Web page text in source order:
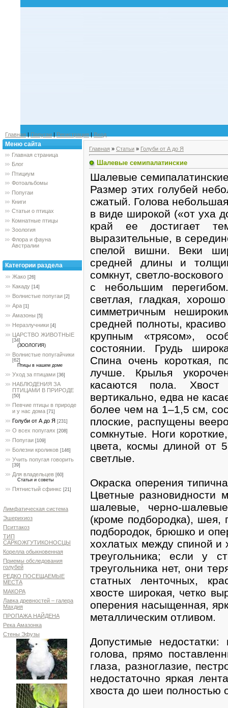
Главная | Попугаи | Регистрация | Вход
Меню сайта
Главная страница
Блог
Птициум
Фотоальбомы
Попугаи
Книги
Статьи о птицах
Комнатные птицы
Зоология
Флора и фауна
Австралии
Категории раздела
Жако [26]
Какаду [14]
Волнистые попугаи [2]
Ара [1]
Амазоны [5]
Неразлучники [4]
ЦАРСТВО ЖИВОТНЫЕ
[34]
(ЗООЛОГИЯ)
Волнистые попугайчики
[62]
Птицы в нашем доме
Уход за птицами [36]
НАБЛЮДЕНИЯ ЗА
ПТИЦАМИ В ПРИРОДЕ
[50]
Певчие птицы в природе
и у нас дома [71]
Голуби от А до Я [231]
О всех попугаях [208]
Попугаи [109]
Болезни кроликов [146]
Учить попугая говорить
[39]
Для владельцев [60]
Статьи и советы
Пятнистый сфинкс [21]
Лимфатическая система
Эшерихиоз
Пситтакоз
ТИП
САРКОЖГУТИКОНОСЦЫ
Корелла обыкновенная
Приемы обследования
голубей
РЕДКО ПОСЕЩАЕМЫЕ
МЕСТА
МАКОРА
Лавка древностей – галера
Махдия
ПРОПАЖА НАЙДЕНА
Река Амазонка
Стены Эфузы
Главная » Статьи » Голуби от А до Я
Шалевые семипалатинские
Шалевые
Размер этих голубей
сжатый. Голова
в виде широкой («от уха
край ее достигает
выразительные, в
спелой вишни. Веки
средней длины и
сомкнут, светло-
с небольшим
светлая, гладкая,
симметричным
средней полноты,
крупным «трясом»,
состоянии. Грудь
Спина очень короткая,
лучше. Крылья
касаются пола. Хвост
вертикально, едва не
более чем на 1–1,5 см,
плоские, распущены
сомкнутые. Ноги
цвета, космы длиной от
светлые.
Окраска оперения
Цветные разновидности
шалевые, черно-
(кроме подбородка), шея,
подбородок, брюшко и
хохлатых между спиной и
треугольника; если у
треугольника нет, они
статных ленточных,
хвосте широкая, четко
оперения насыщенная,
металлическим отливом.
Допустимые
голова, прямо
глаза, разноглазие,
недостаточно яркая
хвоста до шеи полностью